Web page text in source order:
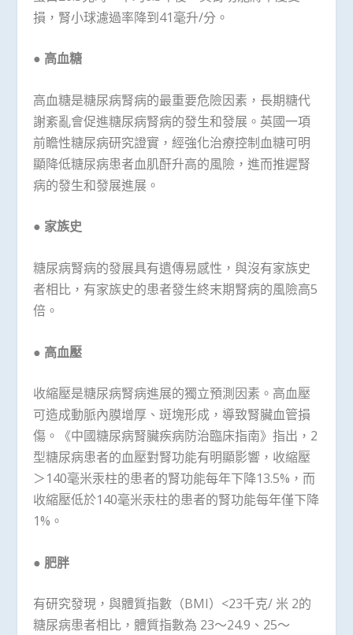
損，腎小球濾過率降到41毫升/分。
● 高血糖
高血糖是糖尿病腎病的最重要危險因素，長期糖代
謝紊亂會促進糖尿病腎病的發生和發展。英國一項
前瞻性糖尿病研究證實，經強化治療控制血糖可明
顯降低糖尿病患者血肌酐升高的風險，進而推遲腎
病的發生和發展進展。
● 家族史
糖尿病腎病的發展具有遺傳易感性，與沒有家族史
者相比，有家族史的患者發生終末期腎病的風險高5
倍。
● 高血壓
收縮壓是糖尿病腎病進展的獨立預測因素。高血壓
可造成動脈內膜增厚、斑塊形成，導致腎臟血管損
傷。《中國糖尿病腎臟疾病防治臨床指南》指出，2
型糖尿病患者的血壓對腎功能有明顯影響，收縮壓
＞140毫米汞柱的患者的腎功能每年下降13.5%，而
收縮壓低於140毫米汞柱的患者的腎功能每年僅下降
1%。
● 肥胖
有研究發現，與體質指數（BMI）<23千克/ 米 2的
糖尿病患者相比，體質指數為 23～24.9、25～